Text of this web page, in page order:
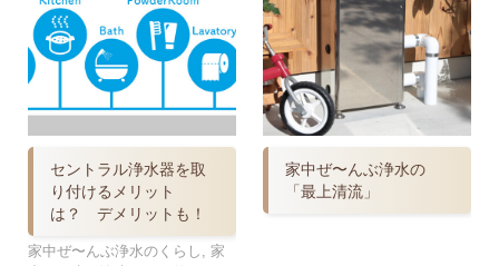
セントラル浄水器を取
り付けるメリット
は？ デメリットも！
家中ぜ〜んぶ浄水のくらし , 家
家中ぜ〜んぶ浄水の
「最上清流」